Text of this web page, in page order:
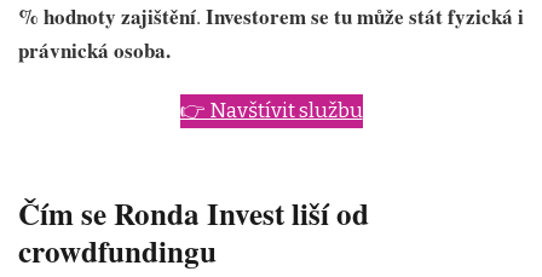
% hodnoty zajištění. Investorem se tu může stát fyzická i
právnická osoba.
👉 Navštívit službu
Čím se Ronda Invest liší od
crowdfundingu